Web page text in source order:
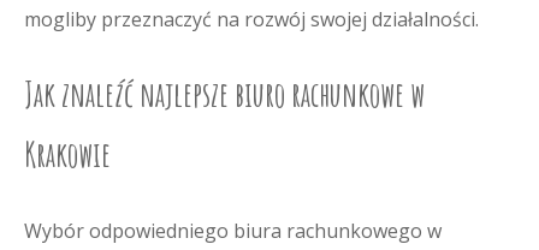
mogliby przeznaczyć na rozwój swojej działalności.
Jak znaleźć najlepsze biuro rachunkowe w
Krakowie
Wybór odpowiedniego biura rachunkowego w